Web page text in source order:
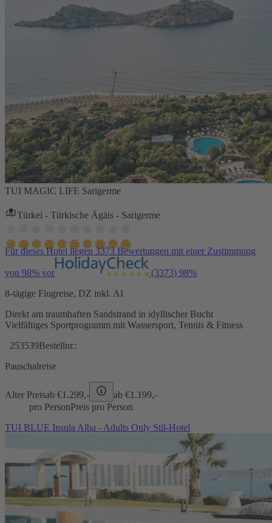
TUI MAGIC LIFE Sarigerme
Türkei - Türkische Ägäis - Sarigerme
Für dieses Hotel liegen 3373 Bewertungen mit einer Zustimmung
von 98% vor (3373) 98%
8-tägige Flugreise, DZ inkl. AI
Direkt am traumhaften Sandstrand in idyllischer Bucht
Vielfältiges Sportprogramm mit Wassersport, Tennis & Fitness
253539Bestellnr.:
Pauschalreise
Alter Preisab €1.299,- ab €1.199,-
pro PersonPreis pro Person
TUI BLUE Insula Alba - Adults Only Stil-Hotel